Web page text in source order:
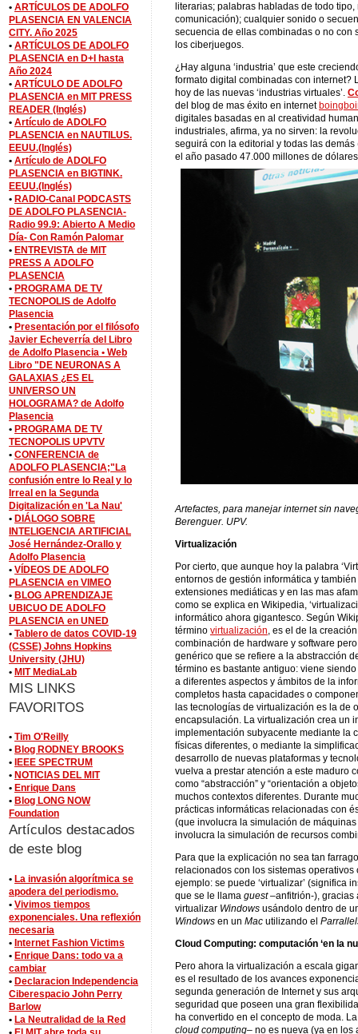
literarias; palabras habladas de todo
comunicación); cualquier sonido o
secuencia de ellas combinadas o no con
los ciberjuegos.
¿Hay alguna ‘industria’ que este
formato digital combinadas con internet?
hoy de las nuevas ‘industrias virtuales’.
del blog de mas éxito en internet
digitales basadas en al creatividad
industriales, afirma, ya no sirven: la
seguirá con la editorial y todas las
el año pasado 47.000 millones de
Artefactes, para manejar internet sin
Berenguer. UPV.
Virtualización
Por cierto, que aunque hoy la palabra
entornos de gestión informática y
extensiones mediáticas y en las mas
como se explica en Wikipedia,
informático ahora gigantesco. Según
término virtualización, es el de la
combinación de hardware y software
genérico que se refiere a la abstracción
término es bastante antiguo: viene
a diferentes aspectos y ámbitos de la
completos hasta capacidades o
las tecnologías de virtualización es la de
encapsulación. La virtualización crea un
implementación subyacente mediante la
físicas diferentes, o mediante la
desarrollo de nuevas plataformas y
vuelva a prestar atención a este maduro
como “abstracción” y “orientación a
muchos contextos diferentes. Durante
prácticas informáticas relacionadas con
(que involucra la simulación de
involucra la simulación de recursos
Para que la explicación no sea tan
relacionados con los sistemas
ejemplo: se puede ‘virtualizar’ (significa
que se le llama guest–anfitrión-), gracias
virtualizar Windows usándolo dentro de
Windows en un Mac utilizando el
Cloud Computing: computación ‘en la
Pero ahora la virtualización a escala
es el resultado de los avances
segunda generación de Internet y sus
seguridad que poseen una gran
ha convertido en el concepto de moda.
cloud computing– no es nueva (ya en los
• ARTÍCULOS DE ADOLFO
PLASENCIA EN VALENCIA
CITY. Año 2025
• ARTÍCULOS DE ADOLFO
PLASENCIA en D+I hasta
Año 2024
• ARTÍCULO DE ADOLFO
PLASENCIA en MIT PRESS
READER (Inglés)
• Artículo de ADOLFO
PLASENCIA en NAUTILUS.
EEUU.(Inglés)
• Artículo de ADOLFO
PLASENCIA en BIGTINK.
EEUU.(Inglés)
• RADIO-Canal PODCASTS
DE ADOLFO PLASENCIA-
Radio 99.9: Abierto A Medio
Día- Con Ramón Palomar
• ENTREVISTA de MIT
PRESS A ADOLFO
PLASENCIA
• PROGRAMA DE TV
TECNOPOLIS de Adolfo
Plasencia
• Presentación por el filósofo
Javier Echeverría del Libro
de Adolfo Plasencia • Web
Libro "DE NEURONAS A
GALAXIAS ¿ES EL
UNIVERSO UN
HOLOGRAMA? de Adolfo
Plasencia
• PROGRAMA DE TV
TECNOPOLIS UPVTV
• CONFERENCIA de
ADOLFO PLASENCIA;"La
confusión entre lo Real y lo
Irreal en la Segunda
Digitalización en 'La Nau'
• DIÁLOGO SOBRE
INTELIGENCIA ARTIFICIAL
José Hernández-Orallo y
Adolfo Plasencia
• VÍDEOS DE ADOLFO
PLASENCIA en VIMEO
• BLOG APRENDIZAJE
UBICUO DE ADOLFO
PLASENCIA en UNED
• Tablero de datos COVID-19
(CSSE) Johns Hopkins
University (JHU)
• MIT MediaLab
MIS LINKS
FAVORITOS
• Tim O'Reilly
• Blog RODNEY BROOKS
• IEEE SPECTRUM
• NOTICIAS DEL MIT
• Enrique Dans
• Blog LONG NOW
Foundation
Artículos destacados
de este blog
• La invasión algorítmica se
apodera del periodismo.
• Vivimos tiempos
exponenciales. Una reflexión
necesaria
• Internet Fashion Victims
• Enrique Dans: todo va a
cambiar
• Declaracion Independencia
Ciberespacio John Perry
Barlow
• La Neutralidad de la Red